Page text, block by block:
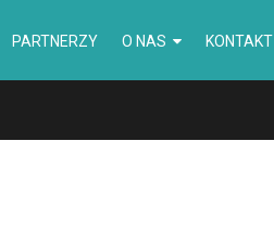
PARTNERZY O NAS KONTAKT